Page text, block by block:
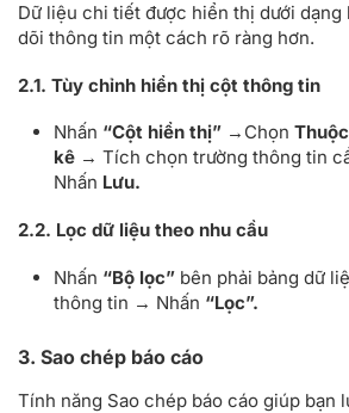
Dữ liệu chi tiết được hiển thị dưới dạng
dõi thông tin một cách rõ ràng hơn.
2.1. Tùy chỉnh hiển thị cột thông tin
Nhấn “Cột hiển thị” →Chọn
kê → Tích chọn trường thông tin
Nhấn Lưu.
2.2. Lọc dữ liệu theo nhu cầu
Nhấn “Bộ lọc” bên phải bảng dữ
thông tin → Nhấn “Lọc”.
3. Sao chép báo cáo
Tính năng Sao chép báo cáo giúp bạn